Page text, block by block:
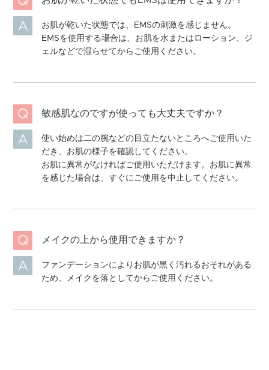
お肌が乾いた状態では、EMSの刺激を感じません。
EMSを使用する場合は、お肌を水またはローション、ジ
ェルなどで湿らせてからご使用ください。
敏感肌なのですが使っても大丈夫ですか？
使い始めは二の腕などの目立たないところへご使用いた
だき、お肌の様子を確認してください。
お肌に異常がなければご使用いただけます。お肌に異常
を感じた場合は、すぐにご使用を中止してください。
メイクの上から使用できますか？
ファンデーションによりお肌が黒く汚れるおそれがある
ため、メイクを落としてからご使用ください。